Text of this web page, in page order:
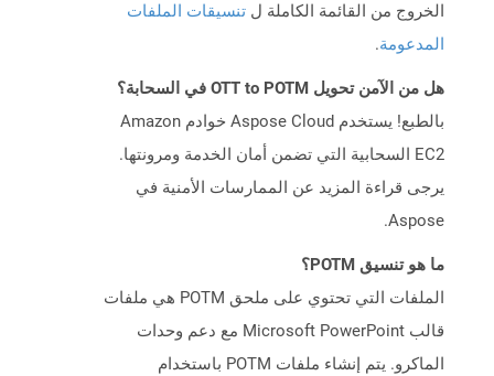
الخروج من القائمة الكاملة ل تنسيقات الملفات
المدعومة.
هل من الآمن تحويل OTT to POTM في السحابة؟
بالطبع! يستخدم Aspose Cloud خوادم Amazon
EC2 السحابية التي تضمن أمان الخدمة ومرونتها.
يرجى قراءة المزيد عن الممارسات الأمنية في
Aspose.
ما هو تنسيق POTM؟
الملفات التي تحتوي على ملحق POTM هي ملفات
قالب Microsoft PowerPoint مع دعم وحدات
الماكرو. يتم إنشاء ملفات POTM باستخدام